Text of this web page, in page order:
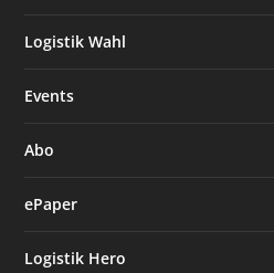
Logistik Wahl
Events
Abo
ePaper
Logistik Hero